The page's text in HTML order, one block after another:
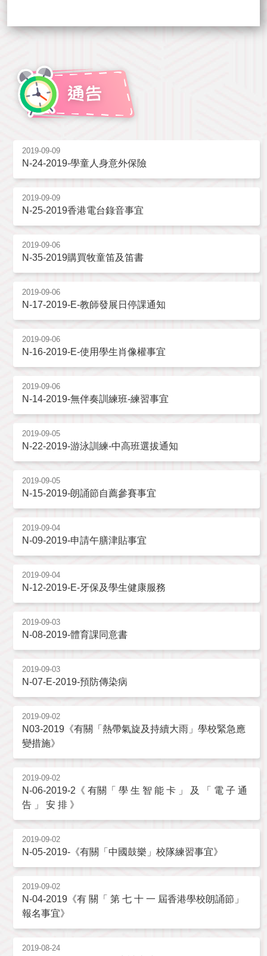
2019-09-09
N-24-2019-學童人身意外保險
2019-09-09
N-25-2019香港電台錄音事宜
2019-09-06
N-35-2019購買牧童笛及笛書
2019-09-06
N-17-2019-E-教師發展日停課通知
2019-09-06
N-16-2019-E-使用學生肖像權事宜
2019-09-06
N-14-2019-無伴奏訓練班-練習事宜
2019-09-05
N-22-2019-游泳訓練-中高班選拔通知
2019-09-05
N-15-2019-朗誦節自薦參賽事宜
2019-09-04
N-09-2019-申請午膳津貼事宜
2019-09-04
N-12-2019-E-牙保及學生健康服務
2019-09-03
N-08-2019-體育課同意書
2019-09-03
N-07-E-2019-預防傳染病
2019-09-02
N03-2019《有關「熱帶氣旋及持續大雨」學校緊急應
變措施》
2019-09-02
N-06-2019-2《 有關「 學 生 智 能 卡 」 及 「 電 子 通
告 」 安 排 》
2019-09-02
N-05-2019-《有關「中國鼓樂」校隊練習事宜》
2019-09-02
N-04-2019《有 關「 第 七 十 一 屆香港學校朗誦節」
報名事宜》
2019-08-24